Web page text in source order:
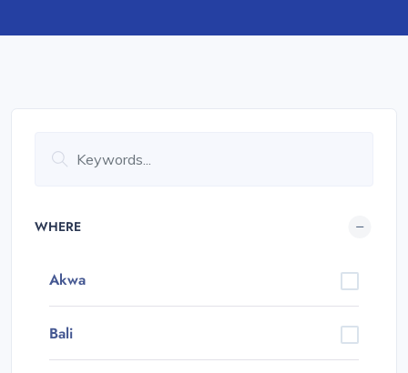
WHERE
Akwa
Bali